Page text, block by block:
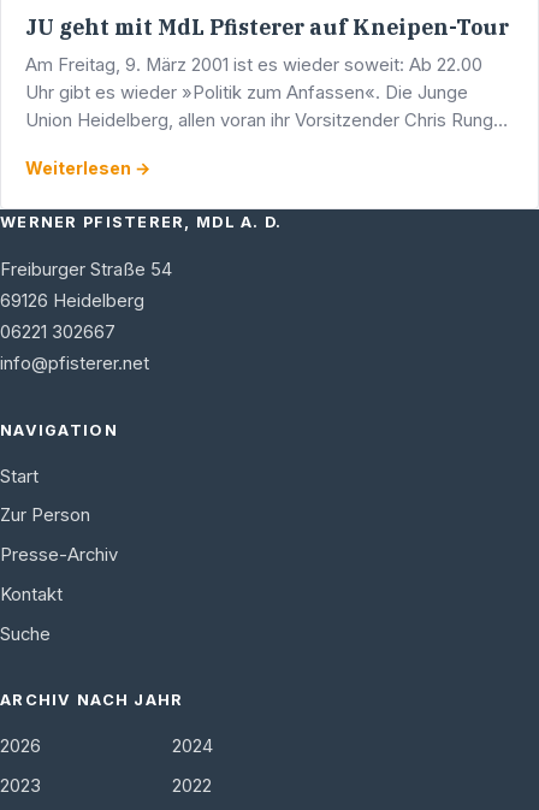
JU geht mit MdL Pfisterer auf Kneipen-Tour
Am Freitag, 9. März 2001 ist es wieder soweit: Ab 22.00
Uhr gibt es wieder »Politik zum Anfassen«. Die Junge
Union Heidelberg, allen voran ihr Vorsitzender Chris Runge
Weiterlesen →
WERNER PFISTERER, MDL A. D.
Freiburger Straße 54
69126 Heidelberg
06221 302667
info@pfisterer.net
NAVIGATION
Start
Zur Person
Presse-Archiv
Kontakt
Suche
ARCHIV NACH JAHR
2026
2024
2023
2022